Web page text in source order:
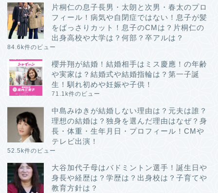
片桐仁の息子長男・太朗と次男・春太のプロ
フィール！病気や自閉症ではない！息子が髪
をばっさりカット！息子のCMは？片桐仁の
出身高校や大学は？何部？卒アルは？
84.6k件のビュー
櫻井翔が結婚！結婚相手はミス慶應！の年齢
や実家は？結婚式や結婚指輪は？第一子誕
生！馴れ初めや妊娠や子供！
71.1k件のビュー
中島みゆきが結婚しない理由は？元夫は誰？
理想の結婚は？独身を選んだ理由はなぜ？身
長・体重・生年月日・プロフィール！CMや
テレビ出演！
52.5k件のビュー
大谷加代子母はバドミントン選手！誕生日や
身長や経歴は？学歴は？出身校は？子育てや
教育方針は？